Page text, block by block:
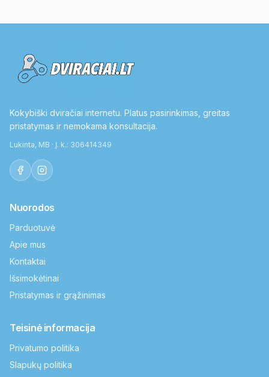
Kokybiški dviračiai internetu. Platus pasirinkimas, greitas
pristatymas ir nemokama konsultacija.
Lukinta, MB · Į. k.: 306414349
Nuorodos
Parduotuvė
Apie mus
Kontaktai
Išsimokėtinai
Pristatymas ir grąžinimas
Teisinė informacija
Privatumo politika
Slapukų politika